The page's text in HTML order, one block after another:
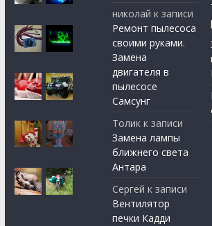
николай к записи
Ремонт пылесоса
своими руками.
Замена
двигателя в
пылесосе
Самсунг
Толик к записи
Замена лампы
ближнего света
Антара
Сергей к записи
Вентилятор
печки Кадди